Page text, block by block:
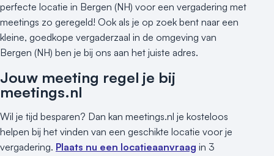
perfecte locatie in Bergen (NH) voor een vergadering met
meetings zo geregeld! Ook als je op zoek bent naar een
kleine, goedkope vergaderzaal in de omgeving van
Bergen (NH) ben je bij ons aan het juiste adres.
Jouw meeting regel je bij
meetings.nl
Wil je tijd besparen? Dan kan meetings.nl je kosteloos
helpen bij het vinden van een geschikte locatie voor je
vergadering. Plaats nu een locatieaanvraag in 3